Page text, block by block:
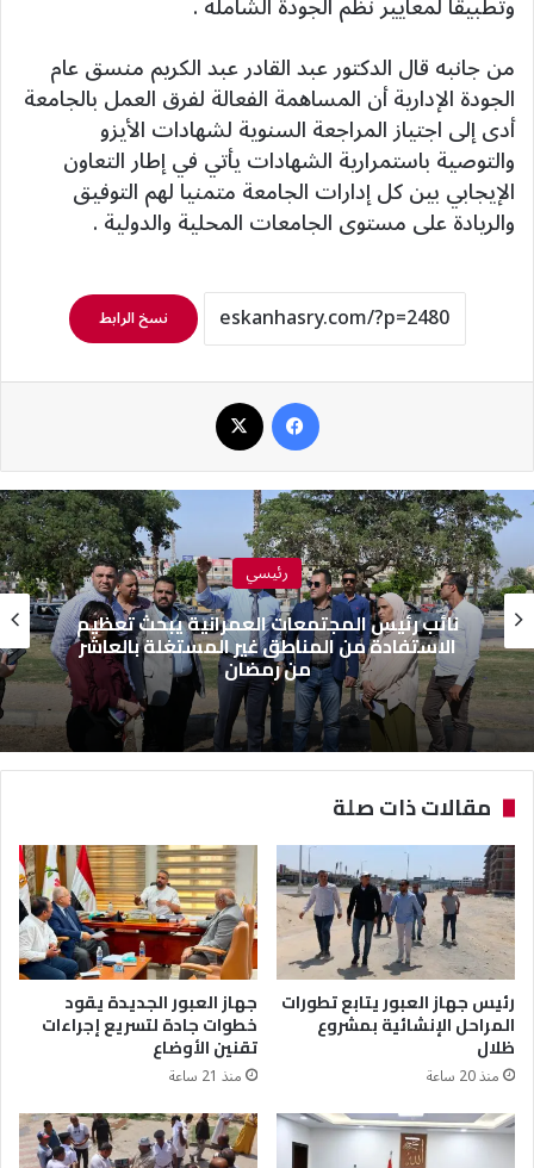
من جانبه قال الدكتور عبد القادر عبد الكريم منسق عام
الجودة الإدارية أن المساهمة الفعالة لفرق العمل بالجامعة
أدى إلى اجتياز المراجعة السنوية لشهادات الأيزو
والتوصية باستمرارية الشهادات يأتي في إطار التعاون
الإيجابي بين كل إدارات الجامعة متمنيا لهم التوفيق
والريادة على مستوى الجامعات المحلية والدولية .
نسخ الرابط
رئيسي
نائب رئيس المجتمعات العمرانية يبحث تعظيم
الاستفادة من المناطق غير المستغلة بالعاشر
من رمضان
مقالات ذات صلة
رئيس جهاز العبور يتابع تطورات
المراحل الإنشائية بمشروع
ظلال
منذ 20 ساعة
جهاز العبور الجديدة يقود
خطوات جادة لتسريع إجراءات
تقنين الأوضاع
منذ 21 ساعة